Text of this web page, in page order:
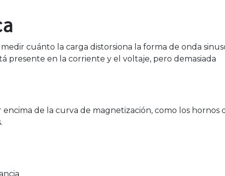
cuánto la carga distorsiona la forma de onda
presente en la corriente y el voltaje, pero demasiada
de la curva de magnetización, como los hornos